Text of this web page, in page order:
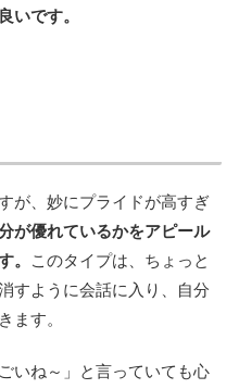
いです。
が、妙にプライドが高すぎ
が優れているかをアピール
。
このタイプは、ちょっと
すように会話に入り、自分
ます。
いね～」と言っていても心